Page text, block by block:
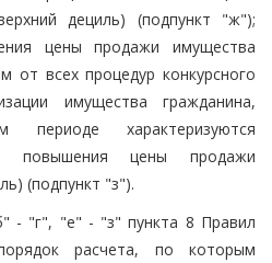
дециль) (подпункт "ж");
цены продажи имущества
от всех процедур конкурсного
имущества гражданина,
характеризуются
повышения цены продажи
(подпункт "з").
- "г", "е" - "з" пункта 8 Правил
расчета, по которым